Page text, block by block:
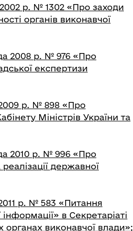
2002 р. № 1302 «Про заходи
органів виконавчої
2008 р. № 976 «Про
експертизи
2009 р. № 898 «Про
Міністрів України та
2010 р. № 996 «Про
державної
р. № 583 «Питання
в Секретаріаті
органах виконавчої влади»;